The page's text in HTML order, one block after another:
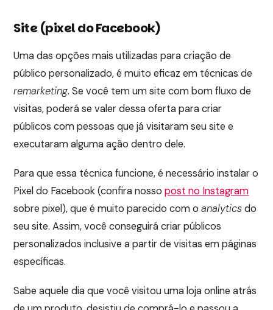
Site (pixel do Facebook)
Uma das opções mais utilizadas para criação de
público personalizado, é muito eficaz em técnicas de
remarketing. Se você tem um site com bom fluxo de
visitas, poderá se valer dessa oferta para criar
públicos com pessoas que já visitaram seu site e
executaram alguma ação dentro dele.
Para que essa técnica funcione, é necessário instalar o
Pixel do Facebook (confira nossopost no Instagram
sobre pixel), que é muito parecido com oanalyticsdo
seu site. Assim, você conseguirá criar públicos
personalizados inclusive a partir de visitas em páginas
específicas.
Sabe aquele dia que você visitou uma loja online atrás